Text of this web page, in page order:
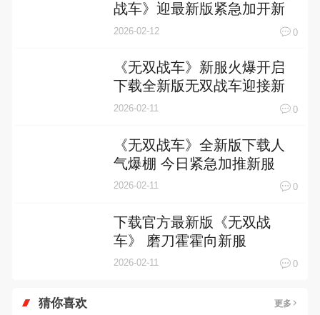
战车》迎最新版紧急加开新
服
2026-02-12 0
《无双战车》新服火爆开启
下载全新版无双战车迎接新
征程
2026-02-11 0
《无双战车》全新版下载人
气爆棚 今日紧急加推新服
2026-02-11 0
下载官方最新版《无双战
车》 磨刀霍霍向新服
2026-02-11 0
猜你喜欢 更多